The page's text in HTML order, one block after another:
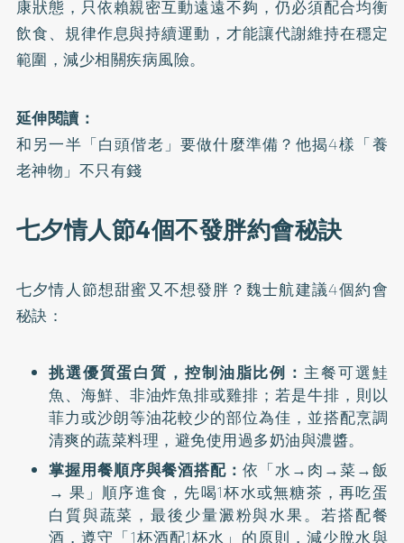
康狀態，只依賴親密互動遠遠不夠，仍必須配合均衡
飲食、規律作息與持續運動，才能讓代謝維持在穩定
範圍，減少相關疾病風險。
延伸閱讀：
和另一半「白頭偕老」要做什麼準備？他揭4樣「養
老神物」不只有錢
七夕情人節4個不發胖約會秘訣
七夕情人節想甜蜜又不想發胖？魏士航建議4個約會
秘訣：
挑選優質蛋白質，控制油脂比例：主餐可選鮭
魚、海鮮、非油炸魚排或雞排；若是牛排，則以
菲力或沙朗等油花較少的部位為佳，並搭配烹調
清爽的蔬菜料理，避免使用過多奶油與濃醬。
掌握用餐順序與餐酒搭配：依「水→肉→菜→飯
→ 果」順序進食，先喝1杯水或無糖茶，再吃蛋
白質與蔬菜，最後少量澱粉與水果。若搭配餐
酒，遵守「1杯酒配1杯水」的原則，減少脫水與